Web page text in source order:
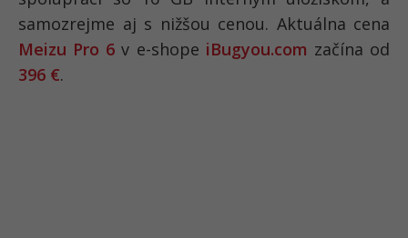
samozrejme aj s nižšou cenou. Aktuálna cena
Meizu Pro 6 v e-shope iBugyou.com začína od
396 €.